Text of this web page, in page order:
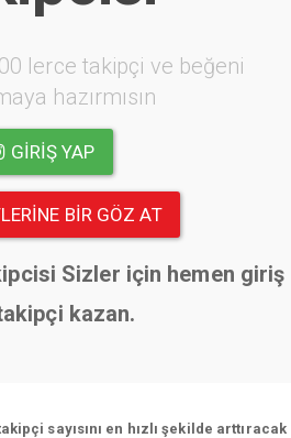
lerce takipçi ve beğeni
hazırmısın
GIRIŞ YAP
BIR GÖZ AT
Sizler için hemen giriş
kazan.
sayısını en hızlı şekilde arttıracak